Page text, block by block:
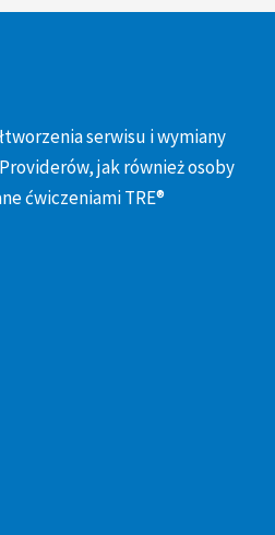
serwisu i wymiany
jak również osoby
ćwiczeniami TRE®